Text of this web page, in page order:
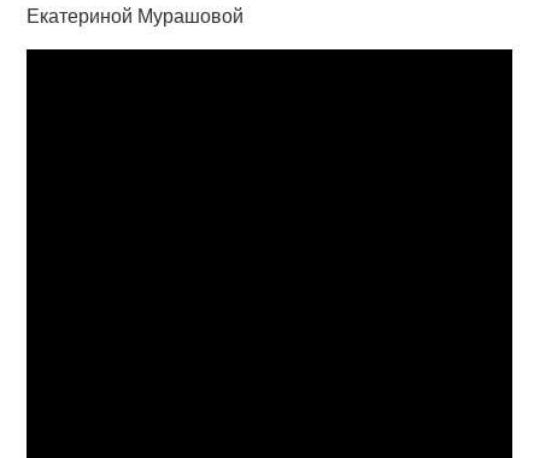
Екатериной Мурашовой